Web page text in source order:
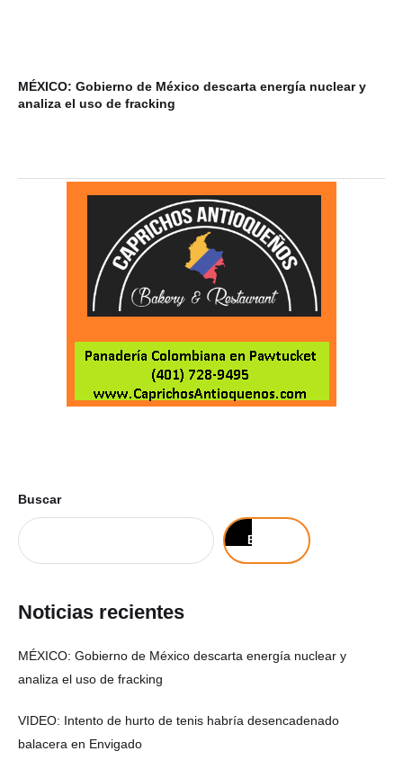
MÉXICO: Gobierno de México descarta energía nuclear y
analiza el uso de fracking
Buscar
Buscar
Noticias recientes
MÉXICO: Gobierno de México descarta energía nuclear y
analiza el uso de fracking
VIDEO: Intento de hurto de tenis habría desencadenado
balacera en Envigado